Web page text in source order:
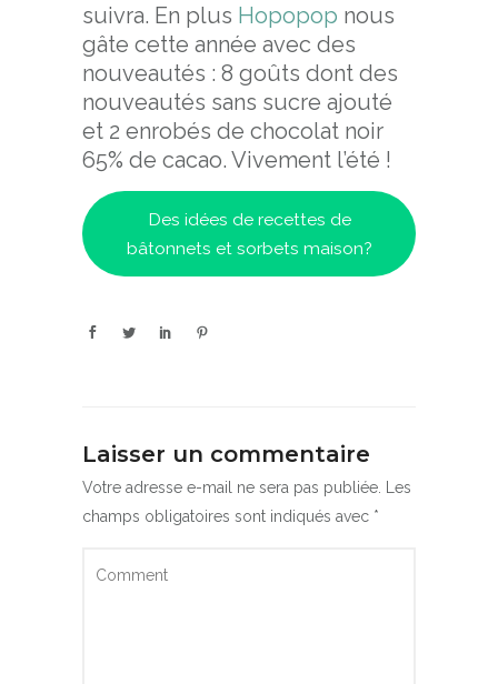
suivra. En plus Hopopop nous
gâte cette année avec des
nouveautés : 8 goûts dont des
nouveautés sans sucre ajouté
et 2 enrobés de chocolat noir
65% de cacao. Vivement l’été !
Des idées de recettes de
bâtonnets et sorbets maison?
Laisser un commentaire
Votre adresse e-mail ne sera pas publiée. Les
champs obligatoires sont indiqués avec *